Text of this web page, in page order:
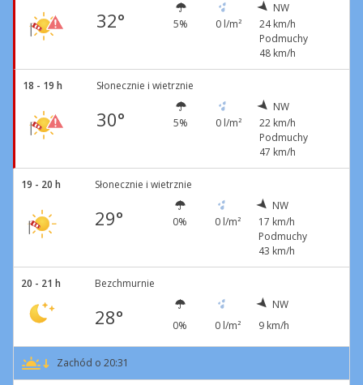
32° 5% 0 l/m²
NW
24 km/h
Podmuchy
48 km/h
18 - 19 h Słonecznie i wietrznie
30° 5% 0 l/m²
NW
22 km/h
Podmuchy
47 km/h
19 - 20 h Słonecznie i wietrznie
29° 0% 0 l/m²
NW
17 km/h
Podmuchy
43 km/h
20 - 21 h Bezchmurnie
28° 0% 0 l/m²
NW
9 km/h
Zachód o 20:31